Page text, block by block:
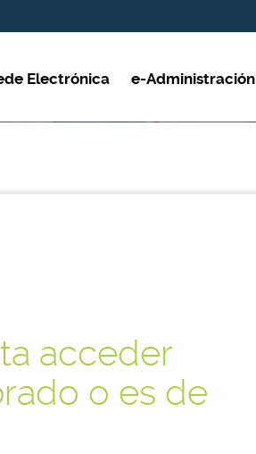
Electrónica e-Administración
acceder
o es de